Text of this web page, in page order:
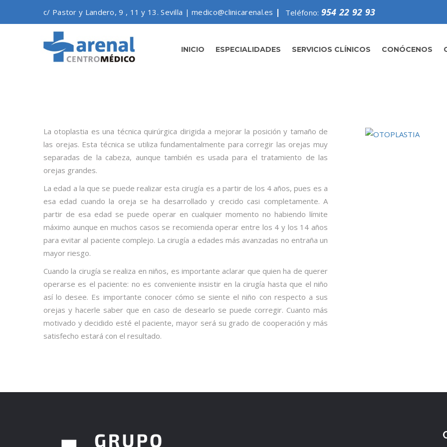
c/ Pastor y Landero, 9 , 11 y 13. Sevilla | medico@clinicarenal.es Teléfono: 954 22 92 93
INICIO ESPECIALIDADES SERVICIOS CLÍNICOS CONÓCENOS
La otoplastia es una técnica quirúrgica dirigida a mejorar la posición y tamaño de
las orejas. Esta técnica se utiliza fundamentalmente para corregir las orejas muy
separadas de la cabeza, aunque también es usada para el tratamiento de las
orejas grandes.
La edad a la que se puede realizar esta cirugía es a partir de los 4 años, pues es a
esa edad cuando la oreja se ha desarrollado y crecido casi completamente. A
partir de esa edad se puede operar en cualquier momento no habiendo límite
máximo aunque en muchos casos se recomienda operar entre los 4 y los 14 años
para evitar al paciente complejo. La cirugía a edades más avanzadas no entraña un
mayor riesgo.
Cuando la cirugía se realiza en niños, es importante aclarar que quien ha de querer
operarse es el paciente: no es conveniente insistir en la cirugía hasta que el niño
así lo desee. Es importante conocer cómo se siente el niño con respecto a sus
orejas y hacerle saber que en caso de desearlo se puede corregir. Cuanto más
motivado y decidido esté el paciente, mayor será su grado de cooperación y más
satisfecho estará con el resultado.